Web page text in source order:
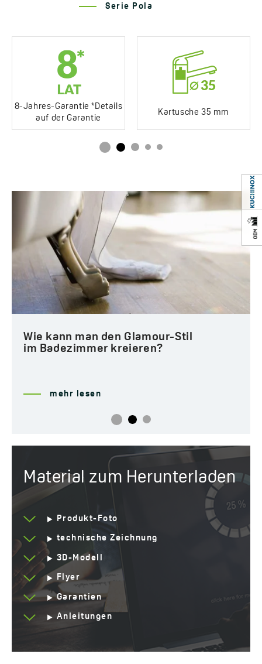
8 *sehen Sie sich die
Serie Pola
8-Jahres-Garantie *Details
auf der Garantie
Kartusche 35 mm
Wie kann man den Glamour-Stil
im Badezimmer kreieren?
mehr lesen
Material zum Herunterladen
Produkt-Foto
technische Zeichnung
3D-Modell
Flyer
Garantien
Anleitungen